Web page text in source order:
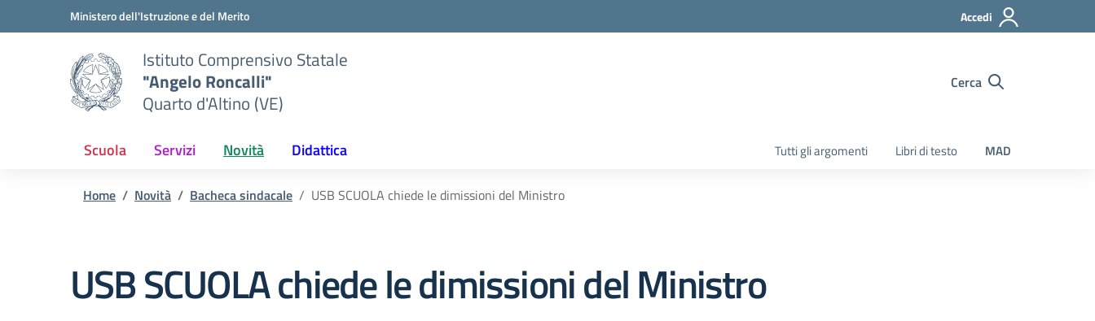
Vai ai contenuti
Vai al menu di navigazioneMinistero dell'Istruzione e del Merito Accedi
Istituto Comprensivo Statale
"Angelo Roncalli"
Quarto d'Altino (VE)
Cerca
Scuola Servizi Novità Didattica Tutti gli argomenti Libri di testo MAD
Home Novità Bacheca sindacale USB SCUOLA chiede le dimissioni del Ministro
USB SCUOLA chiede le dimissioni del Ministro